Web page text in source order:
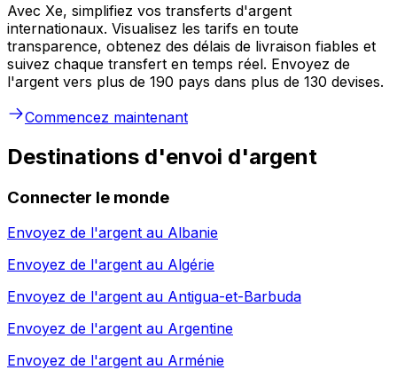
Avec Xe, simplifiez vos transferts d'argent
internationaux. Visualisez les tarifs en toute
transparence, obtenez des délais de livraison fiables et
suivez chaque transfert en temps réel. Envoyez de
l'argent vers plus de 190 pays dans plus de 130 devises.
Commencez maintenant
Destinations d'envoi d'argent
Connecter le monde
Envoyez de l'argent au Albanie
Envoyez de l'argent au Algérie
Envoyez de l'argent au Antigua-et-Barbuda
Envoyez de l'argent au Argentine
Envoyez de l'argent au Arménie